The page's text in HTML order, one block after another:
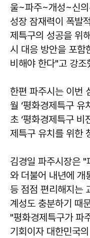
울~파주~개성~신의
성장 잠재력이 폭발
제특구의 성공을 위
시 대응 방안을 포함
비해야 한다"고 강조
한편 파주시는 이번
월 ‘평화경제특구
초 ‘평화경제특구 비
제특구 유치를 위한
김경일 파주시장은
와 더불어 내년에 개
등 점점 편리해지는
계성도 충분하기 때
"평화경제특구가 파
기회이자 대한민국